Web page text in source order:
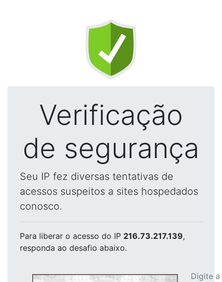
Verificação
de segurança
Seu IP fez diversas tentativas de
acessos suspeitos a sites hospedados
conosco.
Para liberar o acesso do IP 216.73.217.139,
responda ao desafio abaixo.
Digite